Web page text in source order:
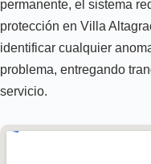
permanente, el sistema
protección en Villa
identificar cualquier
problema, entregando
servicio.